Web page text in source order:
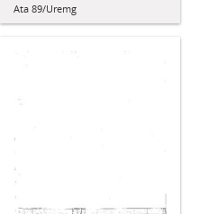
Ata 89/Uremg